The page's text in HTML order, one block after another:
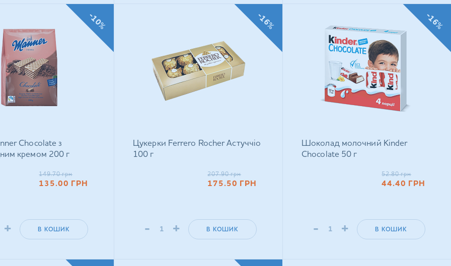
Chocolate з
кремом 200 г
149.70 грн
135.00 ГРН
+ В КОШИК
-10%
Цукерки Ferrero Rocher Астуччіо
100 г
207.90 грн
175.50 ГРН
- + В КОШИК
-16%
Шоколад молочний Kinder
Chocolate 50 г
52.80 грн
44.40 ГРН
- + В КОШИК
-16%